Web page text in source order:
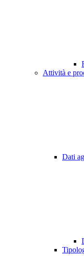
Attività e
Dati